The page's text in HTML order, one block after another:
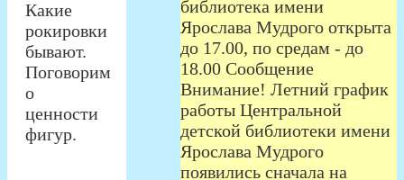
Какие
рокировки
бывают.
Поговорим
о
ценности
фигур.
библиотека имени
Ярослава Мудрого открыта
до 17.00, по средам - до
18.00 Сообщение
Внимание! Летний график
работы Центральной
детской библиотеки имени
Ярослава Мудрого
появились сначала на